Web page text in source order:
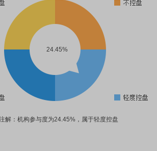
24.45%
解：机构参与度为24.45%，属于轻度控盘